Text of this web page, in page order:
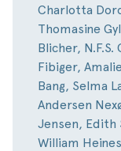
Charlotta
Thomasine
Blicher,
Fibiger,
Bang, Selma
Andersen
Jensen, Edith
William